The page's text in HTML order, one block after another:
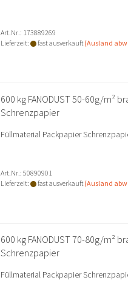
Art.Nr.: 173889269
Lieferzeit:
fast ausverkauft (Ausland
600 kg FANODUST 50-60g/m²
Schrenzpapier
Füllmaterial Packpapier
Art.Nr.: 50890901
Lieferzeit:
fast ausverkauft (Ausland
600 kg FANODUST 70-80g/m²
Schrenzpapier
Füllmaterial Packpapier